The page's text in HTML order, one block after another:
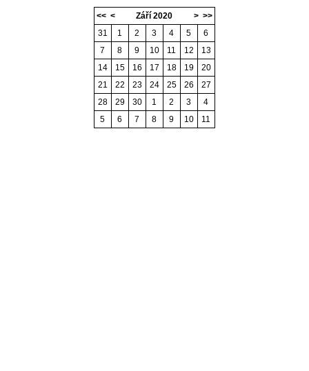
<< < > >>
Září 2020
31
1 2 3 4 5
6
7
8 9 10 11 12
13
14
15 16 17 18 19
20
21
22 23 24 25 26
27
28
29 30 1 2 3
4
5
6 7 8 9 10 11